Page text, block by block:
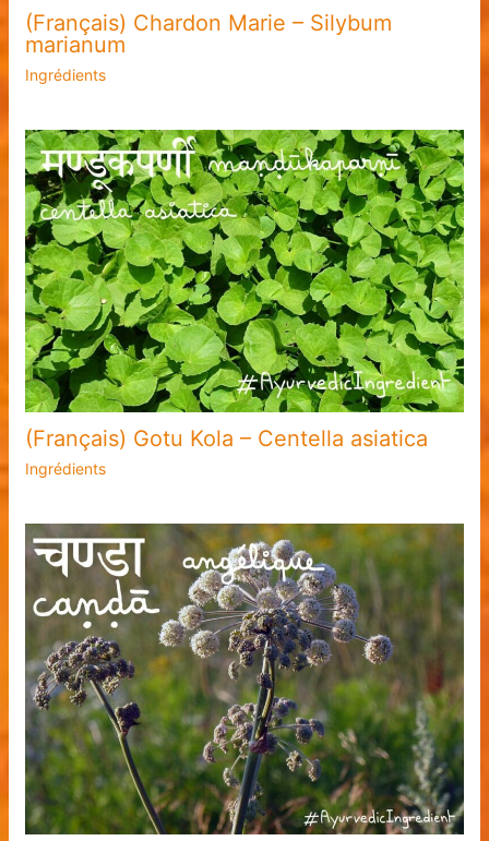
(Français) Chardon Marie – Silybum
marianum
Ingrédients
(Français) Gotu Kola – Centella asiatica
Ingrédients